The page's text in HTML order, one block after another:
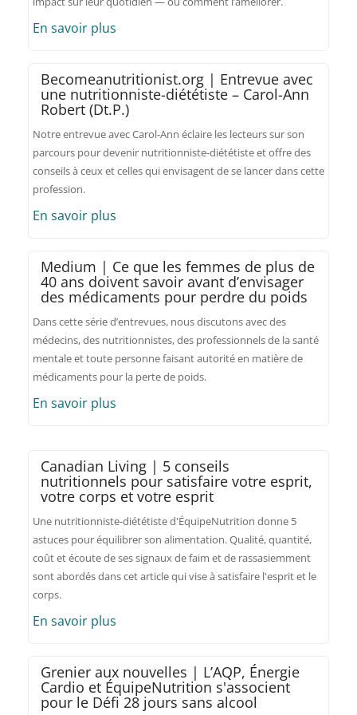
En savoir plus
Becomeanutritionist.org | Entrevue avec
une nutritionniste-diététiste – Carol-Ann
Robert (Dt.P.)
Notre entrevue avec Carol-Ann éclaire les lecteurs sur son
parcours pour devenir nutritionniste-diététiste et offre des
conseils à ceux et celles qui envisagent de se lancer dans cette
profession.
En savoir plus
Medium | Ce que les femmes de plus de
40 ans doivent savoir avant d’envisager
des médicaments pour perdre du poids
Dans cette série d’entrevues, nous discutons avec des
médecins, des nutritionnistes, des professionnels de la santé
mentale et toute personne faisant autorité en matière de
médicaments pour la perte de poids.
En savoir plus
Canadian Living | 5 conseils
nutritionnels pour satisfaire votre esprit,
votre corps et votre esprit
Une nutritionniste-diététiste d'ÉquipeNutrition donne 5
astuces pour équilibrer son alimentation. Qualité, quantité,
coût et écoute de ses signaux de faim et de rassasiemment
sont abordés dans cet article qui vise à satisfaire l'esprit et le
corps.
En savoir plus
Grenier aux nouvelles | L’AQP, Énergie
Cardio et ÉquipeNutrition s'associent
pour le Défi 28 jours sans alcool